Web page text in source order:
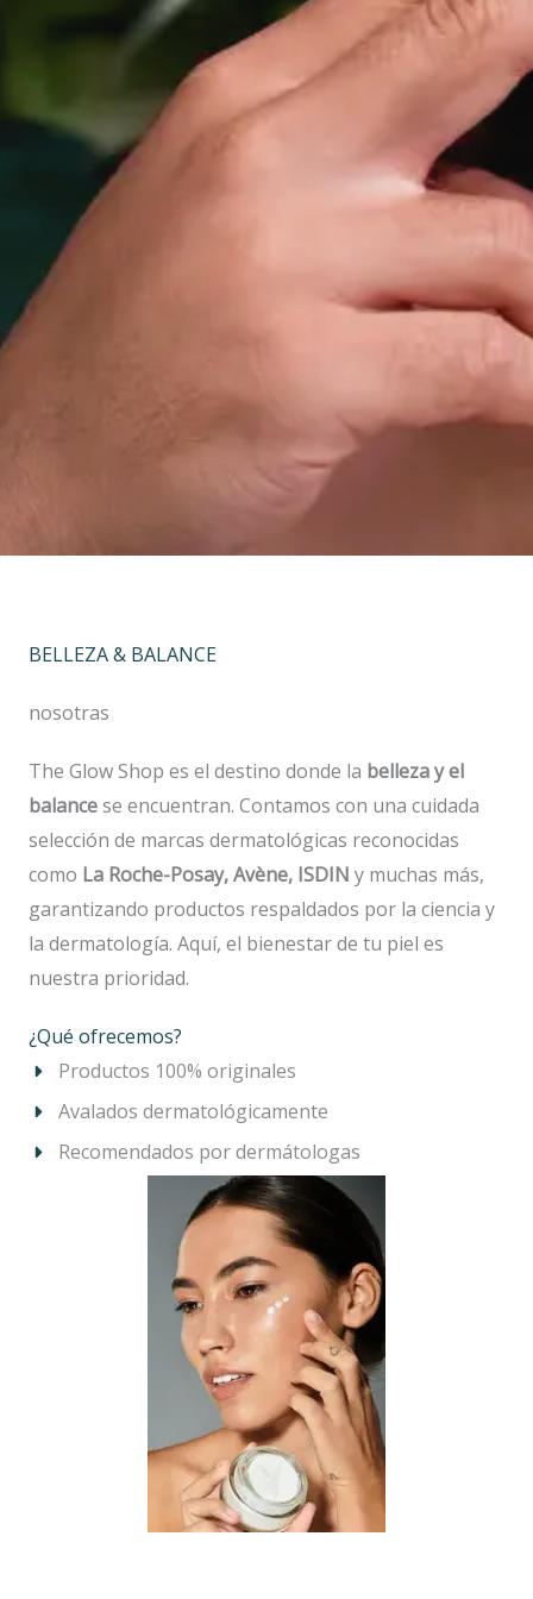
BELLEZA & BALANCE
nosotras
The Glow Shop es el destino donde la belleza y el
balancese encuentran. Contamos con una cuidada
selección de marcas dermatológicas reconocidas
como La Roche-Posay, Avène, ISDIN y muchas más,
garantizando productos respaldados por la ciencia y
la dermatología. Aquí, el bienestar de tu piel es
nuestra prioridad.
¿Qué ofrecemos?
Productos 100% originales
Avalados dermatológicamente
Recomendados por dermátologas